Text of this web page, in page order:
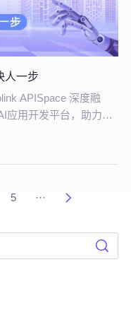
人一步
APISpace 深度融
应用开发平台，助力企
5 ···